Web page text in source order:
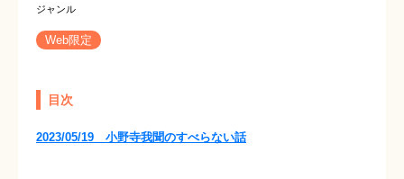
Web限定
目次
2023/05/19 小野寺我聞のすべらない話